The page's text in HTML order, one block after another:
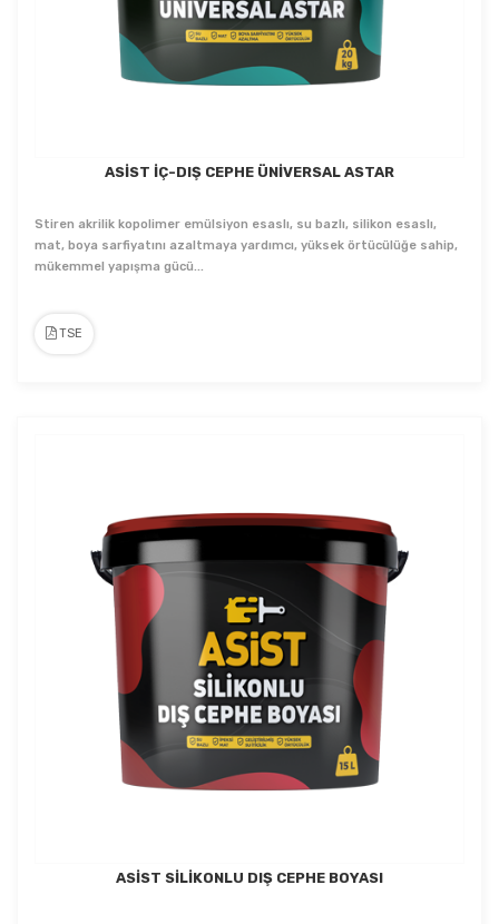
ASİST İÇ-DIŞ CEPHE ÜNİVERSAL ASTAR
Stiren akrilik kopolimer emülsiyon esaslı, su bazlı, silikon esaslı,
mat, boya sarfiyatını azaltmaya yardımcı, yüksek örtücülüğe sahip,
mükemmel yapışma gücü...
TSE
ASİST SİLİKONLU DIŞ CEPHE BOYASI